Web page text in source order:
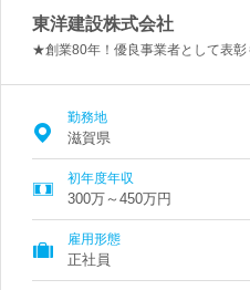
東洋建設株式会社
★創業80年！優良事業者として表
勤務地
滋賀県
初年度年収
300万～450万円
雇用形態
正社員